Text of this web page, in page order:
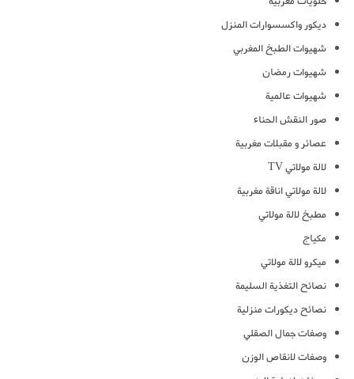
ديكور واكسسوارات المنزل
شهيوات الطبخ المغربي
شهيوات رمضان
شهيوات عالمية
صور النقش الحناء
عصائر و مقبلات مغربية
لالة مولاتي TV
لالة مولاتي اناقة مغربية
مطبخ لالة مولاتي
مكياج
ميكرو لالة مولاتي
نصائح التغذية السليمة
نصائح ديكورات منزلية
وصفات جمال الصقلي
وصفات لانقاص الوزن